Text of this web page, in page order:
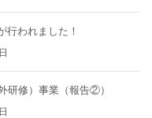
行われました！
研修）事業（報告②）